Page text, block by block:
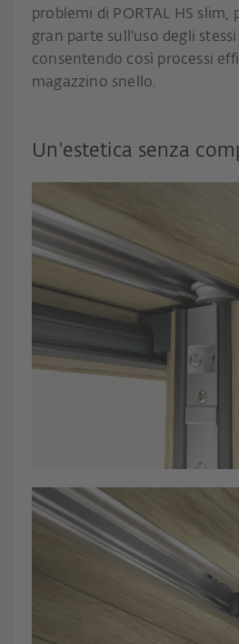
problemi di PORTAL HS slim,
gran parte sull'uso degli
consentendo così processi
magazzino snello.
Un'estetica senza